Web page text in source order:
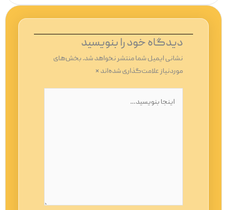
دیدگاه‌ خود را بنویسید
نشانی ایمیل شما منتشر نخواهد شد.بخش‌های
موردنیاز علامت‌گذاری شده‌اند*
بنویسید…